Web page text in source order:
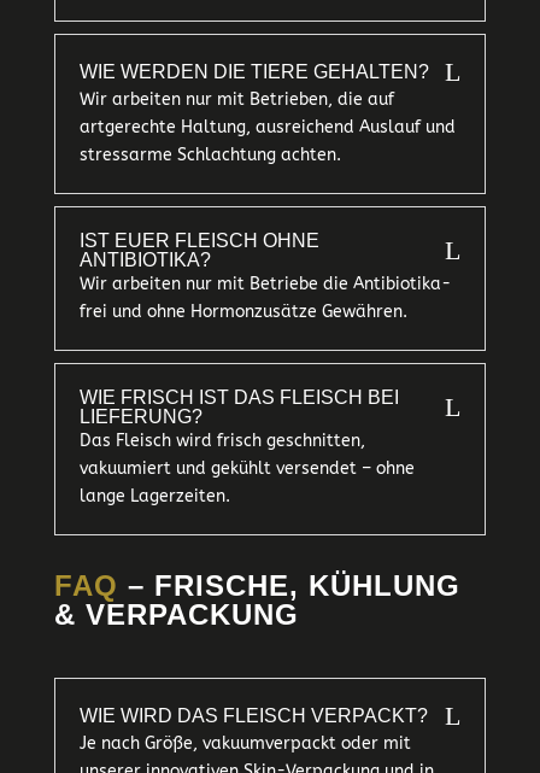
WIE WERDEN DIE TIERE GEHALTEN? L
Wir arbeiten nur mit Betrieben, die auf
artgerechte Haltung, ausreichend Auslauf und
stressarme Schlachtung achten.
IST EUER FLEISCH OHNE
ANTIBIOTIKA?
L
Wir arbeiten nur mit Betriebe die Antibiotika-
frei und ohne Hormonzusätze Gewähren.
WIE FRISCH IST DAS FLEISCH BEI
LIEFERUNG?
L
Das Fleisch wird frisch geschnitten,
vakuumiert und gekühlt versendet – ohne
lange Lagerzeiten.
FAQ – FRISCHE, KÜHLUNG
& VERPACKUNG
WIE WIRD DAS FLEISCH VERPACKT? L
Je nach Größe, vakuumverpackt oder mit